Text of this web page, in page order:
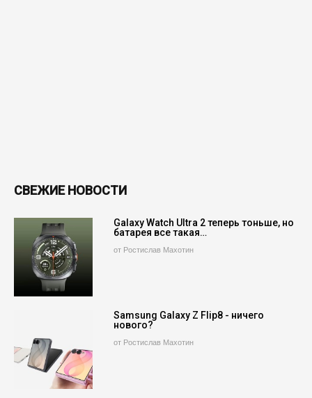
СВЕЖИЕ НОВОСТИ
Galaxy Watch Ultra 2 теперь тоньше, но
батарея все такая…
от Ростислав Махотин
Samsung Galaxy Z Flip8 - ничего
нового?
от Ростислав Махотин